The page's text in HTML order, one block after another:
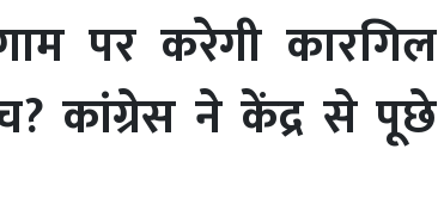
पर करेगी कारगिल
कांग्रेस ने केंद्र से पूछे